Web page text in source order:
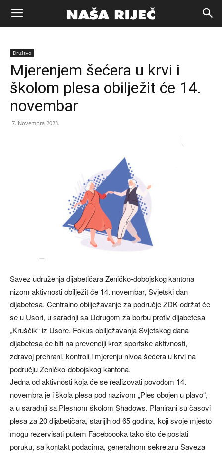
Naša
riječ
Društvo
Mjerenjem šećera u krvi i
školom plesa obilježit će 14.
novembar
7. Novembra 2023.
Savez udruženja dijabetičara Zeničko-dobojskog kantona
nizom aktivnosti obilježit će 14. novembar, Svjetski dan
dijabetesa. Centralno obilježavanje za područje ZDK održat će
se u Usori, u saradnji sa Udrugom za borbu protiv dijabetesa
„Kruščik“ iz Usore. Fokus obilježavanja Svjetskog dana
dijabetesa će biti na prevenciji kroz sportske aktivnosti,
zdravoj prehrani, kontroli i mjerenju nivoa šećera u krvi na
području Zeničko-dobojskog kantona.
Jedna od aktivnosti koja će se realizovati povodom 14.
novembra je i škola plesa pod nazivom „Ples obojen u plavo“,
a u saradnji sa Plesnom školom Shadows. Planirani su časovi
plesa za 20 dijabetičara, starijih od 65 godina, koji svoje mjesto
mogu rezervisati putem Faceboooka tako što će poslati
poruku, sa kontakt podacima, generalnom sekretaru Saveza